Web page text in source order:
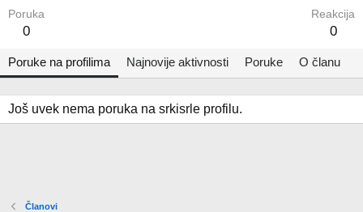
Poruka
0
Reakcija
0
Poruke na profilima Najnovije aktivnosti Poruke O članu
Još uvek nema poruka na srkisrle profilu.
Članovi